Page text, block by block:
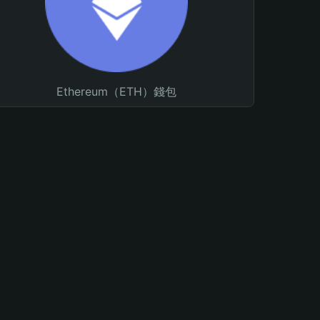
Ethereum（ETH）錢包